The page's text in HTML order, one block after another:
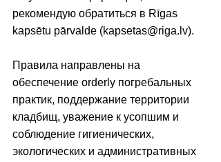
рекомендую обратиться в Rīgas
kapsētu pārvalde (kapsetas@riga.lv).
Правила направлены на
обеспечение orderly погребальных
практик, поддержание территории
кладбищ, уважение к усопшим и
соблюдение гигиенических,
экологических и административных